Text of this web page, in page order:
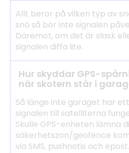
Allt beror på vilken typ av
snö så bör inte signalen
Däremot, om det är slask
signalen diffa lite.
Hur skyddar GPS-
när skotern står i
Så länge inte garaget har
signalen till satelliterna
Skulle GPS-enheten lämna
säkerhetszon/geofence
via SMS, pushnotis och epost.